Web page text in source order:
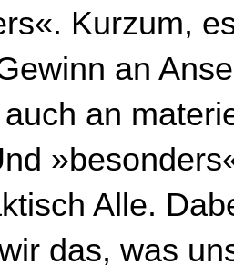
Kurzum,
an
an
Alle.
das, was